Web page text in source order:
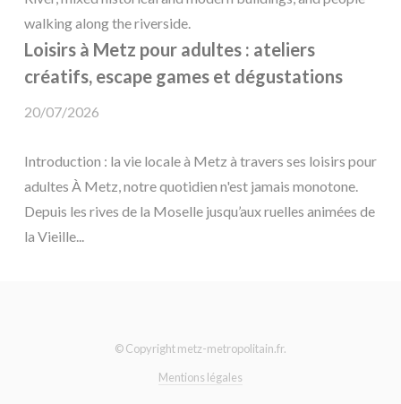
Loisirs à Metz pour adultes : ateliers
créatifs, escape games et dégustations
20/07/2026
Introduction : la vie locale à Metz à travers ses loisirs pour
adultes À Metz, notre quotidien n'est jamais monotone.
Depuis les rives de la Moselle jusqu’aux ruelles animées de
la Vieille...
© Copyright metz-metropolitain.fr.
Mentions légales